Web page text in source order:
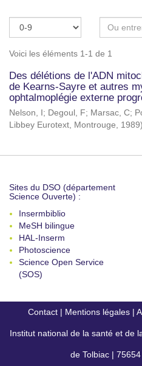
Voici les éléments 1-1 de 1
Des délétions de l'ADN
de Kearns-Sayre et autres
ophtalmoplégie externe
Nelson, I ; Degoul, F; Marsac, C;
Libbey Eurotext, Montrouge, 1989)
Sites du DSO (département
Science Ouverte) :
Insermbiblio
MeSH bilingue
HAL-Inserm
Photoscience
Science Open Service
(SOS)
Contact | Mentions légales |
Institut national de la santé et de
de Tolbiac |